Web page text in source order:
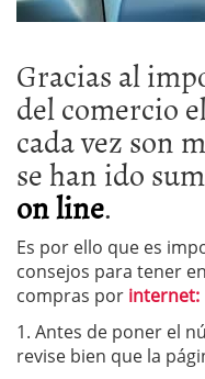
Gracias al
del comercio
cada vez son
se han ido
on line.
Es por ello que es
consejos para tener
compras por internet:
1. Antes de poner el
revise bien que la